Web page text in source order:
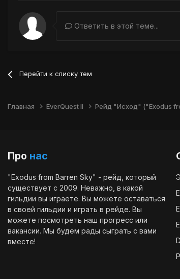
Ответить в этой теме...
Перейти к списку тем
Главная EverQuest II Рейд "Исход" ("Exodus
Про нас
"Exodus from Barren Sky" - рейд, который
существует с 2009. Неважно, в какой
гильдии вы играете. Вы можете оставаться
в своей гильдии и играть в рейде. Вы
можете посмотреть наш прогресс или
вакансии. Мы будем рады сыграть с вами
вместе!